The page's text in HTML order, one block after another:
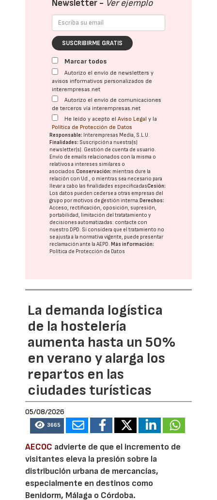
Newsletter - Ver ejemplo
SUSCRIBIRME GRATIS
Marcar todos
Autorizo el envío de newsletters y
avisos informativos personalizados de
interempresas.net
Autorizo el envío de comunicaciones
de terceros vía interempresas.net
He leído y acepto elAviso Legal y la
Política de Protección de Datos
Responsable: Interempresas Media, S.L.U.
Finalidades: Suscripción a nuestra(s)
newsletter(s). Gestión de cuenta de usuario.
Envío de emails relacionados con la misma o
relativos a intereses similares o
asociados.Conservación: mientras dure la
relación con Ud., o mientras sea necesario para
llevar a cabo las finalidades especificadasCesión:
Los datos pueden cederse a otras empresas del
grupo por motivos de gestión interna.Derechos:
Acceso, rectificación, oposición, supresión,
portabilidad, limitación del tratatamiento y
decisiones automatizadas: contacte con
nuestro DPD. Si considera que el tratamiento no
se ajusta a la normativa vigente, puede presentar
reclamación ante laAEPD.Más información:
Política de Protección de Datos
La demanda logística
de la hostelería
aumenta hasta un 50%
en verano y alarga los
repartos en las
ciudades turísticas
05/08/2026
3665
AECOC advierte de que el incremento de
visitantes eleva la presión sobre la
distribución urbana de mercancías,
especialmente en destinos como
Benidorm, Málaga o Córdoba.